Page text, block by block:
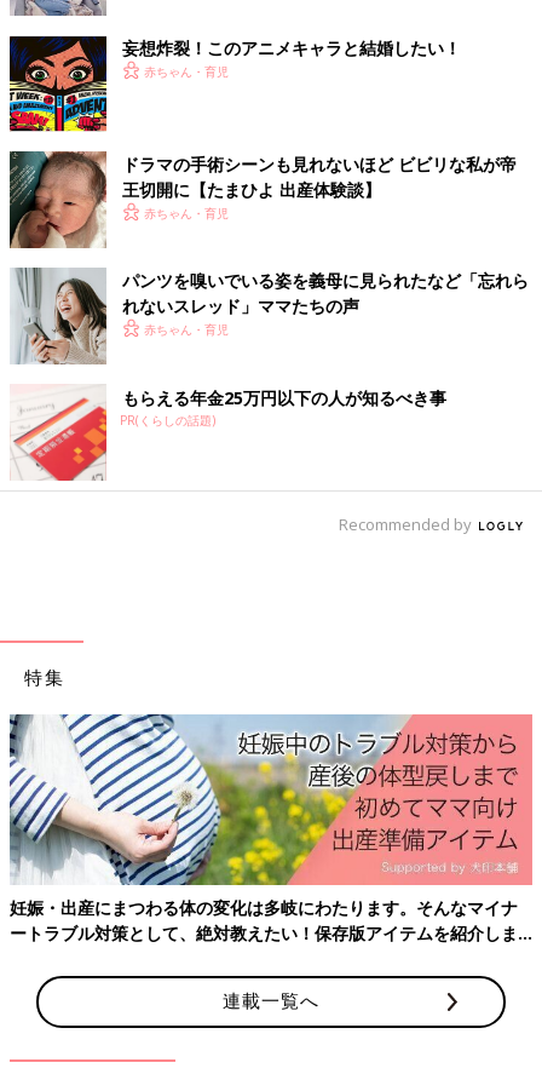
「なかなか衝撃的なタイトルに興味を惹かれて読みました。面白
くて、深夜のドラマ枠に良さそう！配役までは思いつかないけれ
ど」
疲れ気味の時にはほっこりする話で心を温めて
いろいろなジャンルが挙げられましたね。読書家でもあるエッセ
イスト・鳥居りんこさんにもオススメの作品を聞いてみました。
「本や漫画を読む時に『あ～！この話、俳優の〇さんが演じたら
いいかも!?』とにわかプロデューサーと化して妄想することがあ
りますよね。実際にドラマ化された時には想定外のキャスティン
グに、何様的に偉そうに文句付けたり。これも読書の派生的楽し
コロナ禍で食をストレス発散にするせいか、もともと食べること
に執着があるのか、私の目下の楽しみは、この秋、上映の『きの
う何食べた？』。
る、ご存知、シロさんとケンジのお話。原作は、よしながふみさ
というわけで、私は食べ物にフォーカスした作品が好きです（ど
んだけ貧しい食生活しとんねん!?）。
とか友だちとも気軽に会いにくいとか）を抱えた暮らしに、平気
な振りをしていることに多分、疲れちゃったせいかも。
登場人物の相関図を理解するのも、ストーリーを追うのもしんど
い時には、肩肘張らずに観れるドラマ。画面越しでも、美味しそ
うに食べる人を見ていると、なんか、ちょっとほっこりします。
そんな私のハートを鷲掴みにしており、密かにドラマ化を期待し
ている作品は『マカン・マラン 23時の夜食カフェ』（古内一絵
著）。
ね。そのやさしさに読んでる私まで甘えさせてもらえて泣けてく
る。
妄想炸裂！このアニメキャラと結婚したい！
赤ちゃん・育児
ドラマの手術シーンも見れないほど ビビリな私が帝
王切開に【たまひよ 出産体験談】
赤ちゃん・育児
パンツを嗅いでいる姿を義母に見られたなど「忘れら
れないスレッド」ママたちの声
赤ちゃん・育児
もらえる年金25万円以下の人が知るべき事
PR(くらしの話題)
Recommended by
特集
妊娠・出産にまつわる体の変化は多岐にわたります。そんなマイナ
ートラブル対策として、絶対教えたい！保存版アイテムを紹介しま
連載一覧へ